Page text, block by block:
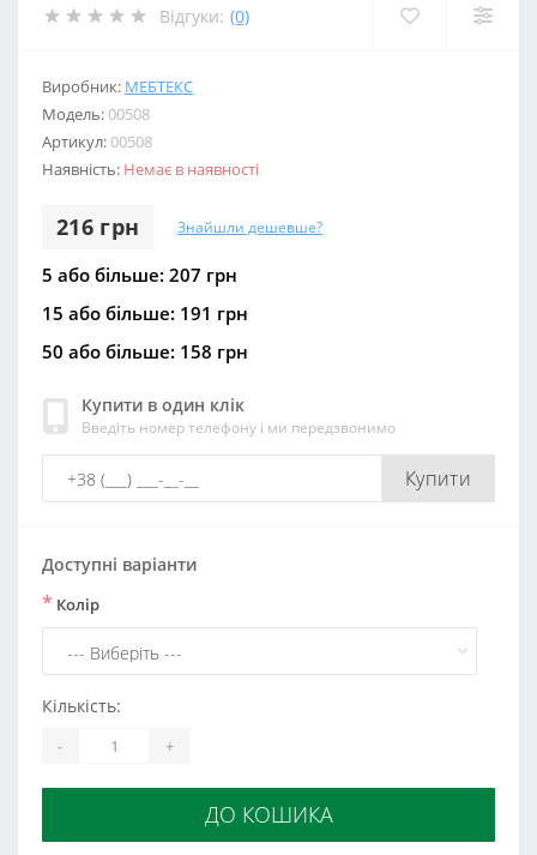
Відгуки: (0)
Виробник: МЕБТЕКС
Модель:00508
Артикул:00508
Наявність: Немає в наявності
216 грн Знайшли дешевше?
5 або більше: 207 грн
15 або більше: 191 грн
50 або більше: 158 грн
Купити в один клік
Введіть номер телефону і ми передзвонимо
Купити
Доступні варіанти
* Колір
Кількість:
- +
ДО КОШИКА